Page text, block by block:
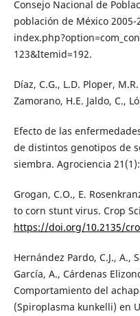
Consejo Nacional de
población de México 2005-
123&Itemid=192.
Díaz, C.G., L.D. Ploper,
Zamorano, H.E. Jaldo, C.,
Efecto de las
de distintos genotipos de
siembra. Agrociencia
Grogan, C.O., E.
to corn stunt virus. Crop
https://doi.org/10.2135/
Hernández Pardo, C.J., A.,
García, A., Cárdenas
Comportamiento del
(Spiroplasma kunkelli) en